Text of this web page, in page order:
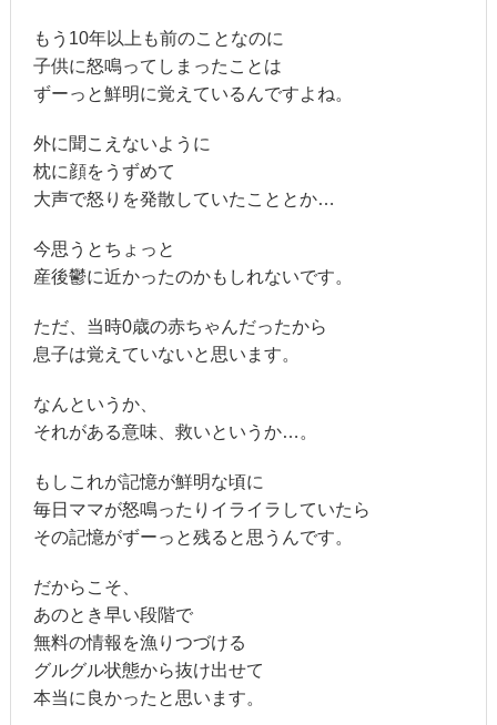
もう10年以上も前のことなのに
子供に怒鳴ってしまったことは
ずーっと鮮明に覚えているんですよね。
外に聞こえないように
枕に顔をうずめて
大声で怒りを発散していたこととか…
今思うとちょっと
産後鬱に近かったのかもしれないです。
ただ、当時0歳の赤ちゃんだったから
息子は覚えていないと思います。
なんというか、
それがある意味、救いというか…。
もしこれが記憶が鮮明な頃に
毎日ママが怒鳴ったりイライラしていたら
その記憶がずーっと残ると思うんです。
だからこそ、
あのとき早い段階で
無料の情報を漁りつづける
グルグル状態から抜け出せて
本当に良かったと思います。